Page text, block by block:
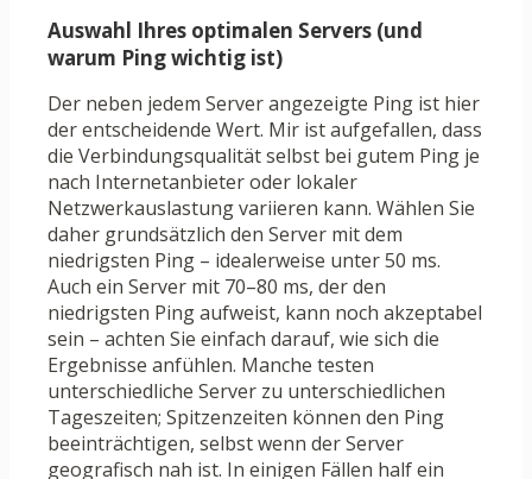
Auswahl Ihres optimalen Servers (und
warum Ping wichtig ist)
Der neben jedem Server angezeigte Ping ist hier
der entscheidende Wert. Mir ist aufgefallen, dass
die Verbindungsqualität selbst bei gutem Ping je
nach Internetanbieter oder lokaler
Netzwerkauslastung variieren kann. Wählen Sie
daher grundsätzlich den Server mit dem
niedrigsten Ping – idealerweise unter 50 ms.
Auch ein Server mit 70–80 ms, der den
niedrigsten Ping aufweist, kann noch akzeptabel
sein – achten Sie einfach darauf, wie sich die
Ergebnisse anfühlen. Manche testen
unterschiedliche Server zu unterschiedlichen
Tageszeiten; Spitzenzeiten können den Ping
beeinträchtigen, selbst wenn der Server
geografisch nah ist. In einigen Fällen half ein